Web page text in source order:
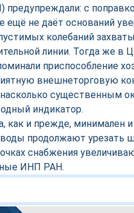
с
ещё не даёт оснований
колебаний
линии. Тогда же в
приспособление
внешнеторговую
существенным
индикатор.
как и прежде, минимален
продолжают урезать
снабжения
ИНП РАН.